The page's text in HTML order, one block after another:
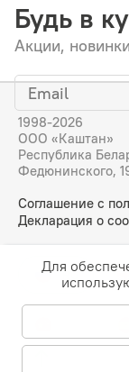
Будь в
Акции,
1998-2026
ООО «Каштан»
Республика
Федюнинского,
Соглашение с
Декларация о
RU
Для